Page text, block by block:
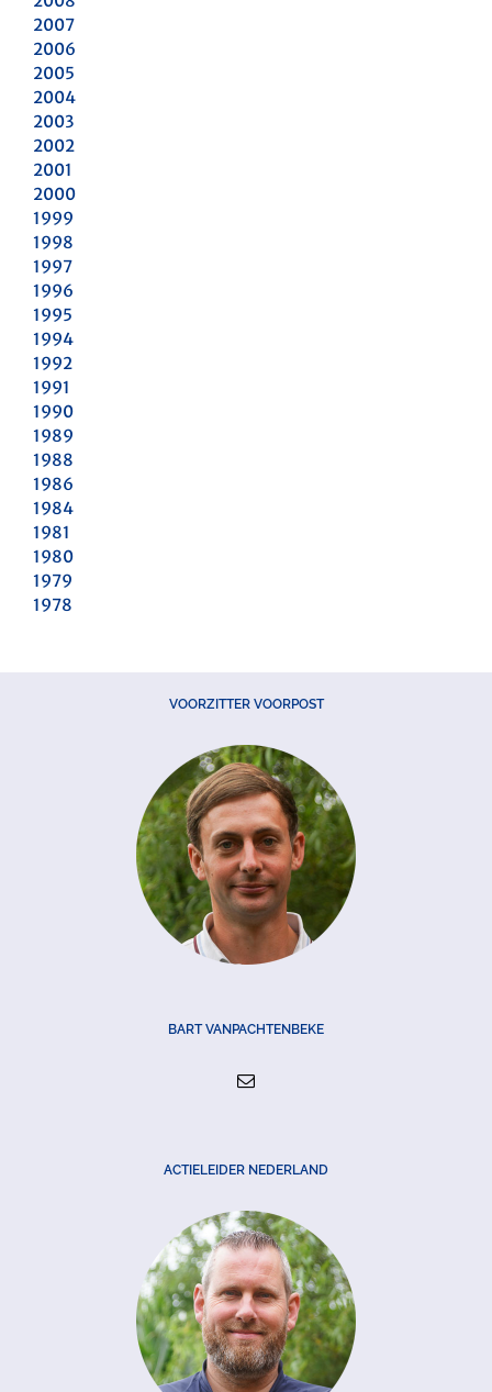
2007
2006
2005
2004
2003
2002
2001
2000
1999
1998
1997
1996
1995
1994
1992
1991
1990
1989
1988
1986
1984
1981
1980
1979
1978
VOORZITTER VOORPOST
BART VANPACHTENBEKE
ACTIELEIDER NEDERLAND